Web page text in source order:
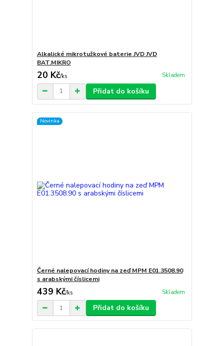
Alkalické mikrotužkové baterie JVD JVD
BAT.MIKRO
20 Kč/ks Skladem
Přidat do košíku
Novinka
Černé nalepovací hodiny na zeď MPM E01.3508.90
s arabskými číslicemi
439 Kč/ks Skladem
Přidat do košíku